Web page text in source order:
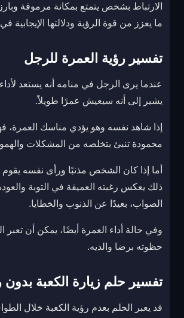
الارتباط بشخص يتمتع بمكانة مرموقة
ما يعزز من قوة الرؤية ودلالتها الإيجابية في
تفسير رؤية العمرة للرجل
عندما يرى الرجل في منامه أنه يستعد
يشير إلى أنه سيعيش عمرًا طويلاً.
إذا شاهد نفسه وهو يؤدي مناسك العمرة،
محمودة تنبئ بتخلصه من المشكلات
أما إذا كان الشخص مذنبًا ورأى نفسه يقوم
ذلك يعكس رغبته العميقة في التوبة
الصواب، بعيدًا عن الذنوب والخطايا.
وفي حالة أداء العمرة أيضًا، يمكن أن تعبر
حظوته برضا والديه.
تفسير حلم زيارة الكعبة بدون
قد يعبر الحلم بعدم رؤية الكعبة خلال